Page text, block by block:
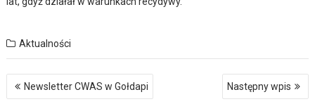
Aktualności
Nawigacja
wpisuNewsletter CWAS w Gołdapi Następny wpis